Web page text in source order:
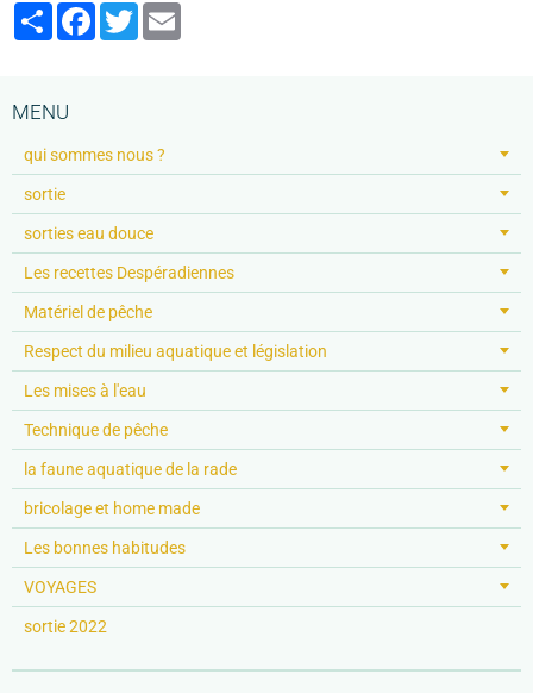
PartagerFacebook
Twitter
MENU
qui sommes nous ?
sortie
sorties eau douce
Les recettes Despéradiennes
Matériel de pêche
Respect du milieu aquatique et législation
Les mises à l'eau
Technique de pêche
la faune aquatique de la rade
bricolage et home made
Les bonnes habitudes
VOYAGES
sortie 2022